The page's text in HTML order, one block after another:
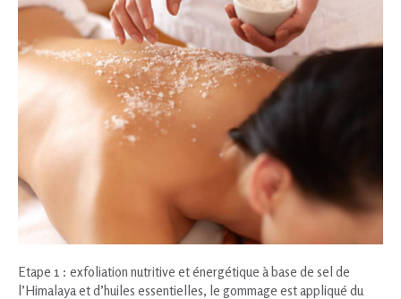
Etape 1 : exfoliation nutritive et énergétique à base de sel de
l’Himalaya et d’huiles essentielles, le gommage est appliqué du